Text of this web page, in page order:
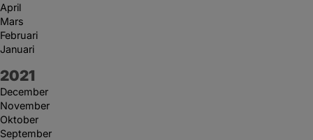
April
Mars
Februari
Januari
År:
2021
December
November
Oktober
September